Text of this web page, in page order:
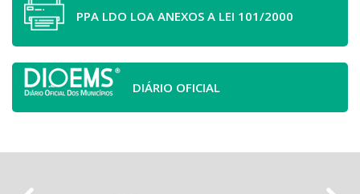
PPA LDO LOA ANEXOS A LEI 101/2000
DIÁRIO OFICIAL